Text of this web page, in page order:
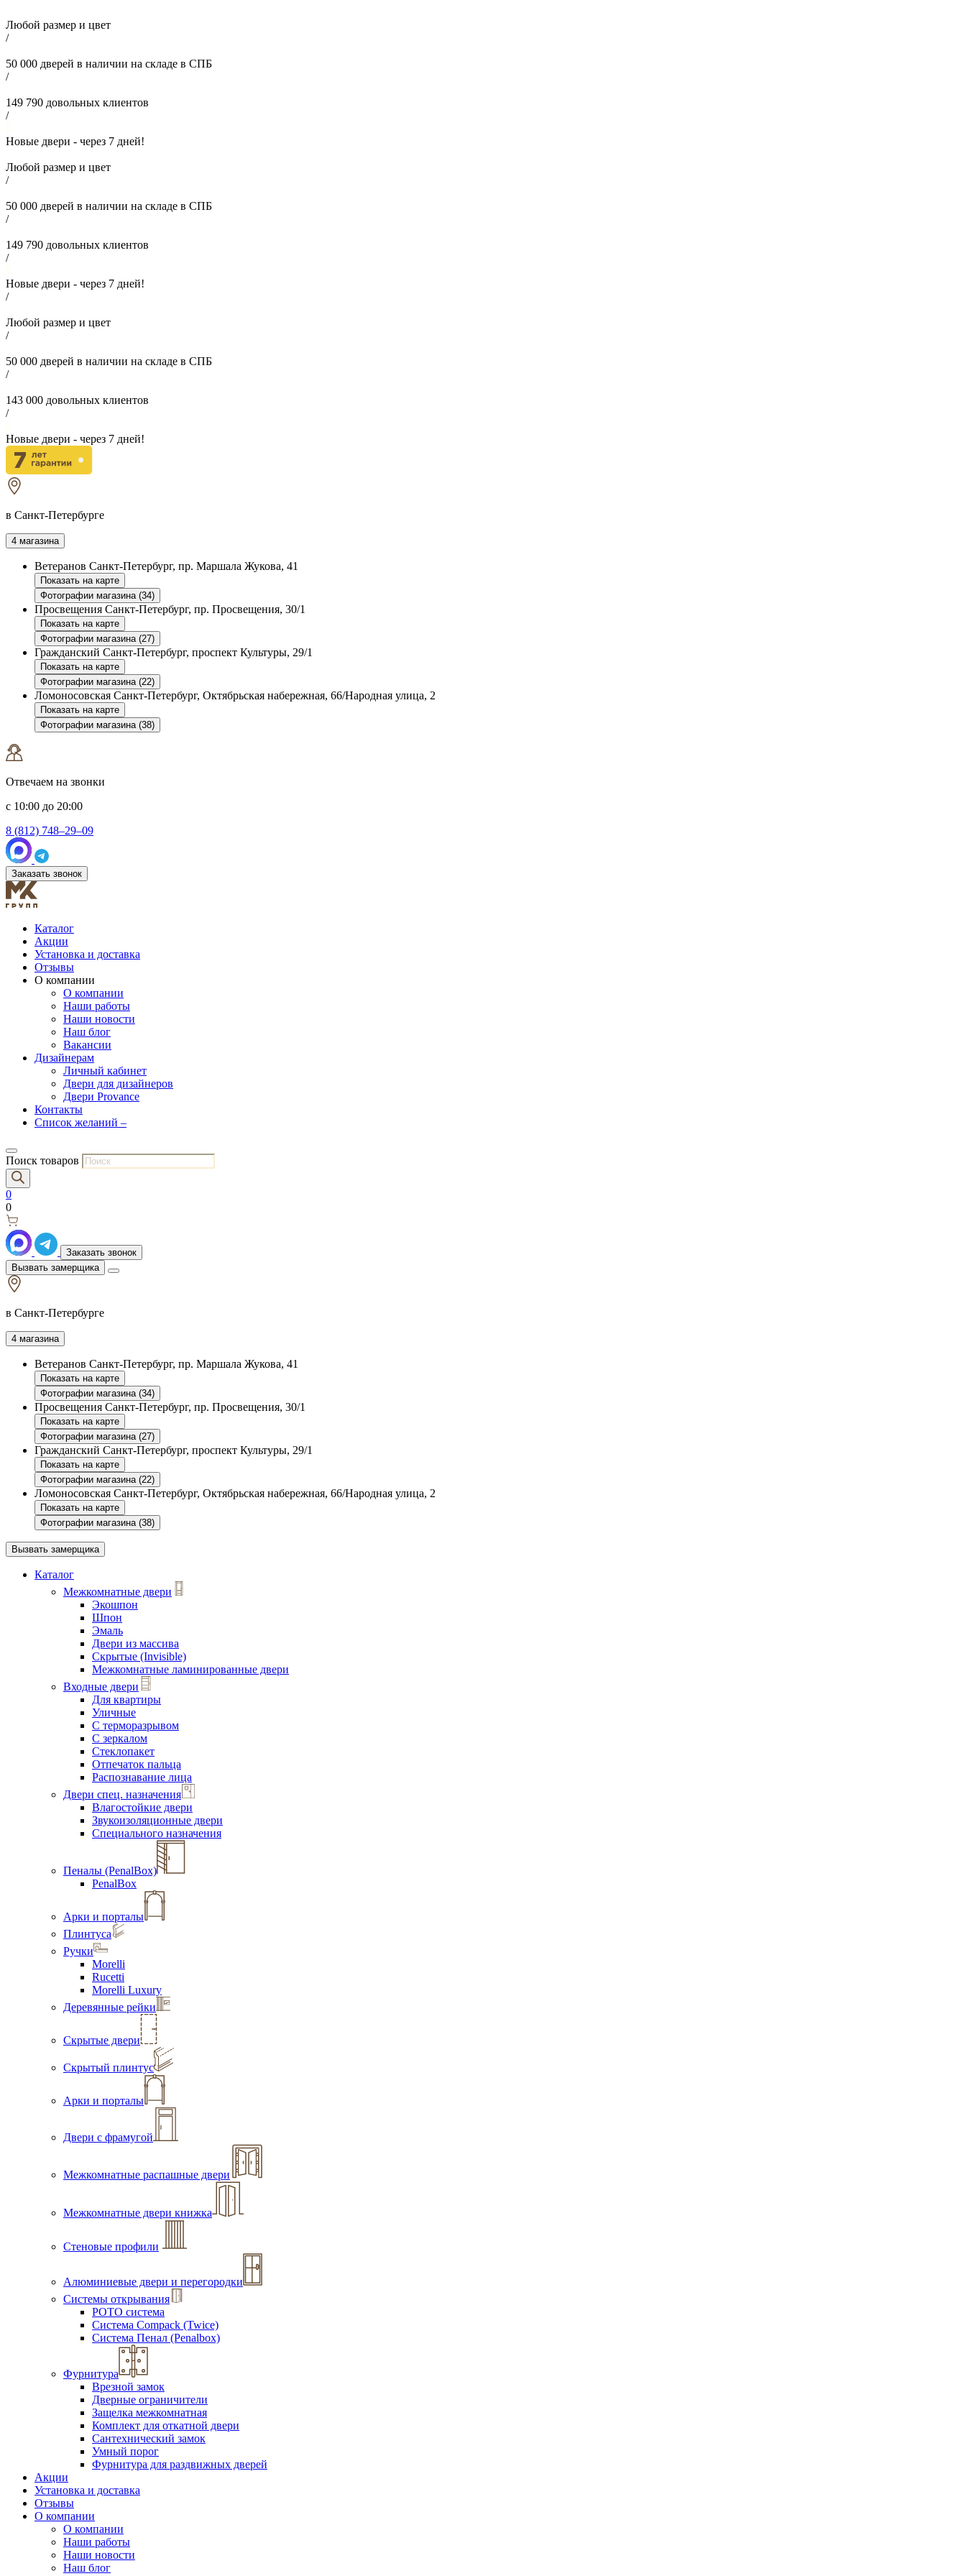
Любой размер и цвет
/
50 000 дверей в наличии на складе в СПБ
/
149 790 довольных клиентов
/
Новые двери - через 7 дней!
Любой размер и цвет
/
50 000 дверей в наличии на складе в СПБ
/
149 790 довольных клиентов
/
Новые двери - через 7 дней!
/
Любой размер и цвет
/
50 000 дверей в наличии на складе в СПБ
/
143 000 довольных клиентов
/
Новые двери - через 7 дней!
в Санкт-Петербурге
4 магазина
Ветеранов Санкт-Петербург, пр. Маршала Жукова, 41
Показать на карте
Фотографии магазина (34)
Просвещения Санкт-Петербург, пр. Просвещения, 30/1
Показать на карте
Фотографии магазина (27)
Гражданский Санкт-Петербург, проспект Культуры, 29/1
Показать на карте
Фотографии магазина (22)
Ломоносовская Санкт-Петербург, Октябрьская набережная, 66/Народная улица, 2
Показать на карте
Фотографии магазина (38)
Отвечаем на звонки
с 10:00 до 20:00
8 (812) 748–29–09
Заказать звонок
Каталог
Акции
Установка и доставка
Отзывы
О компании
О компании
Наши работы
Наши новости
Наш блог
Вакансии
Дизайнерам
Личный кабинет
Двери для дизайнеров
Двери Provance
Контакты
Список желаний –
Поиск товаров
0
0
Заказать звонок
Вызвать замерщика
в Санкт-Петербурге
4 магазина
Ветеранов Санкт-Петербург, пр. Маршала Жукова, 41
Показать на карте
Фотографии магазина (34)
Просвещения Санкт-Петербург, пр. Просвещения, 30/1
Показать на карте
Фотографии магазина (27)
Гражданский Санкт-Петербург, проспект Культуры, 29/1
Показать на карте
Фотографии магазина (22)
Ломоносовская Санкт-Петербург, Октябрьская набережная, 66/Народная улица, 2
Показать на карте
Фотографии магазина (38)
Вызвать замерщика
Каталог
Межкомнатные двери
Экошпон
Шпон
Эмаль
Двери из массива
Скрытые (Invisible)
Межкомнатные ламинированные двери
Входные двери
Для квартиры
Уличные
С терморазрывом
С зеркалом
Стеклопакет
Отпечаток пальца
Распознавание лица
Двери спец. назначения
Влагостойкие двери
Звукоизоляционные двери
Специального назначения
Пеналы (PenalBox)
PenalBox
Арки и порталы
Плинтуса
Ручки
Morelli
Rucetti
Morelli Luxury
Деревянные рейки
Скрытые двери
Скрытый плинтус
Арки и порталы
Двери с фрамугой
Межкомнатные распашные двери
Межкомнатные двери книжка
Стеновые профили
Алюминиевые двери и перегородки
Системы открывания
РОТО система
Система Compack (Twice)
Система Пенал (Penalbox)
Фурнитура
Врезной замок
Дверные ограничители
Защелка межкомнатная
Комплект для откатной двери
Сантехнический замок
Умный порог
Фурнитура для раздвижных дверей
Акции
Установка и доставка
Отзывы
О компании
О компании
Наши работы
Наши новости
Наш блог